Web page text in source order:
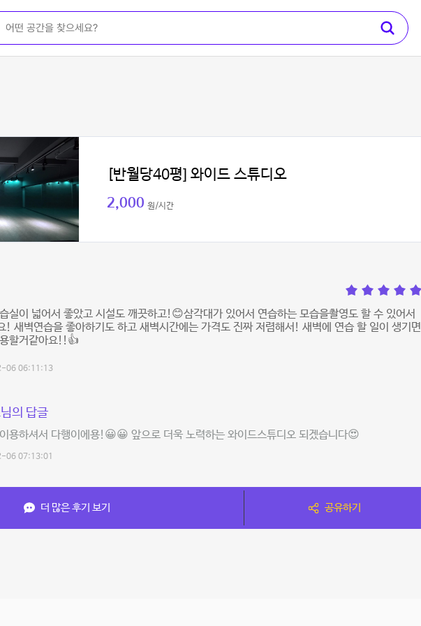
[반월당40평] 와이드 스튜디오
2,000 원/시간
실이 넓어서 좋았고 시설도 깨끗하고!😊삼각대가 있어서 연습하는 모습을촬영도 할 수 있어서
! 새벽연습을 좋아하기도 하고 새벽시간에는 가격도 진짜 저렴해서! 새벽에 연습 할 일이 생기면
할거같아요!!👍
06 06:11:13
의 답글
용하셔서 다행이에용!😀😀 앞으로 더욱 노력하는 와이드스튜디오 되겠습니다😍
06 07:13:01
더 많은 후기 보기 공유하기